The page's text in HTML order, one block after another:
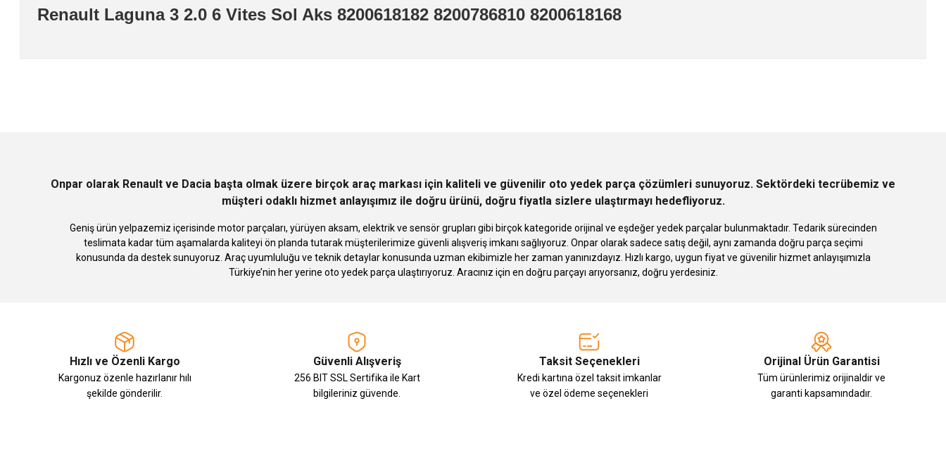
Renault Laguna 3 2.0 6 Vites Sol Aks 8200618182 8200786810 8200618168
Gönder
Onpar olarak Renault ve Dacia başta olmak üzere birçok araç markası için kaliteli ve güvenilir oto yedek parça çözümleri sunuyoruz. Sektördeki tecrübemiz ve
müşteri odaklı hizmet anlayışımız ile doğru ürünü, doğru fiyatla sizlere ulaştırmayı hedefliyoruz.
Geniş ürün yelpazemiz içerisinde motor parçaları, yürüyen aksam, elektrik ve sensör grupları gibi birçok kategoride orijinal ve eşdeğer yedek parçalar bulunmaktadır. Tedarik sürecinden
teslimata kadar tüm aşamalarda kaliteyi ön planda tutarak müşterilerimize güvenli alışveriş imkanı sağlıyoruz. Onpar olarak sadece satış değil, aynı zamanda doğru parça seçimi
konusunda da destek sunuyoruz. Araç uyumluluğu ve teknik detaylar konusunda uzman ekibimizle her zaman yanınızdayız. Hızlı kargo, uygun fiyat ve güvenilir hizmet anlayışımızla
Türkiye’nin her yerine oto yedek parça ulaştırıyoruz. Aracınız için en doğru parçayı arıyorsanız, doğru yerdesiniz.
Hızlı ve Özenli Kargo
Kargonuz özenle hazırlanır hılı
şekilde gönderilir.
Güvenli Alışveriş
256 BIT SSL Sertifika ile Kart
bilgileriniz güvende.
Taksit Seçenekleri
Kredi kartına özel taksit imkanlar
ve özel ödeme seçenekleri
Orijinal Ürün Garantisi
Tüm ürünlerimiz orijinaldir ve
garanti kapsamındadır.